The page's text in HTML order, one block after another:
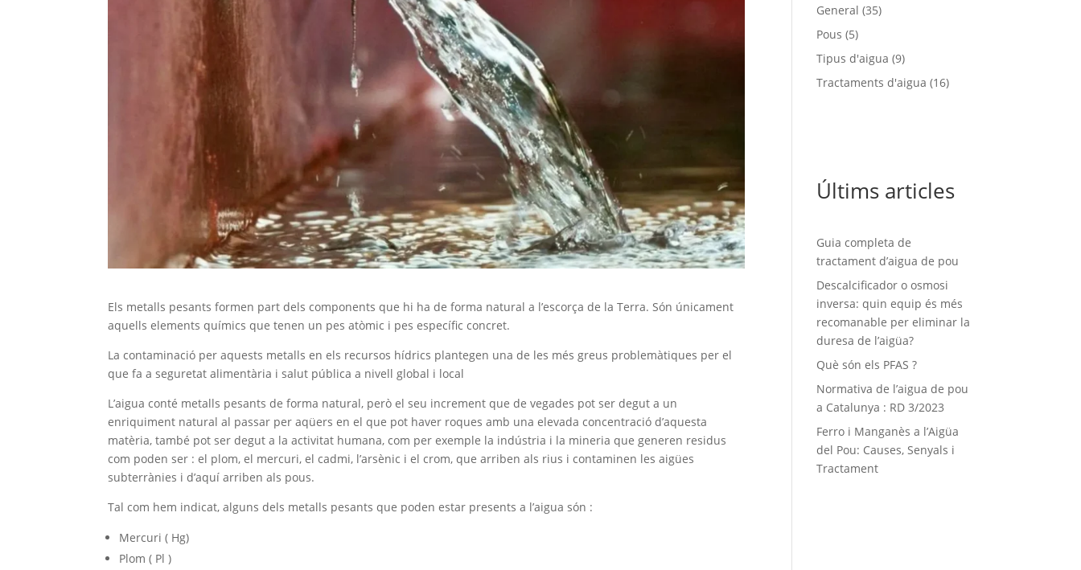
Els metalls pesants formen part dels components que hi ha de forma natural a l’escorça de la Terra. Són únicament
aquells elements químics que tenen un pes atòmic i pes específic concret.
La contaminació per aquests metalls en els recursos hídrics plantegen una de les més greus problemàtiques per el
que fa a seguretat alimentària i salut pública a nivell global i local
L’aigua conté metalls pesants de forma natural, però el seu increment que de vegades pot ser degut a un
enriquiment natural al passar per aqüers en el que pot haver roques amb una elevada concentració d’aquesta
matèria, també pot ser degut a la activitat humana, com per exemple la indústria i la mineria que generen residus
com poden ser : el plom, el mercuri, el cadmi, l’arsènic i el crom, que arriben als rius i contaminen les aigües
subterrànies i d’aquí arriben als pous.
Tal com hem indicat, alguns dels metalls pesants que poden estar presents a l’aigua són :
Mercuri ( Hg)
Plom ( Pl )
General (35)
Pous (5)
Tipus d'aigua (9)
Tractaments d'aigua (16)
Últims articles
Guia completa de
tractament d’aigua de pou
Descalcificador o osmosi
inversa: quin equip és més
recomanable per eliminar la
duresa de l’aigüa?
Què són els PFAS ?
Normativa de l’aigua de pou
a Catalunya : RD 3/2023
Ferro i Manganès a l’Aigüa
del Pou: Causes, Senyals i
Tractament